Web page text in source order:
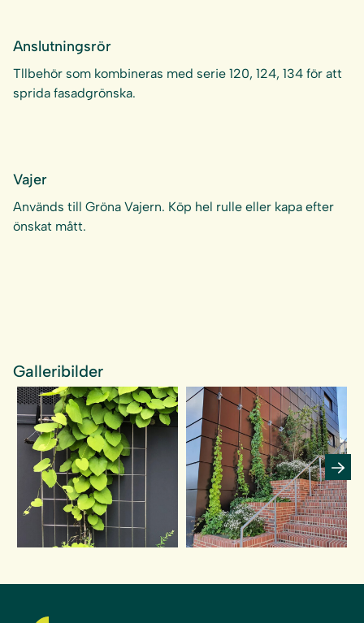
Anslutningsrör
Tllbehör som kombineras med serie 120, 124, 134 för att
sprida fasadgrönska.
Vajer
Används till Gröna Vajern. Köp hel rulle eller kapa efter
önskat mått.
Galleribilder